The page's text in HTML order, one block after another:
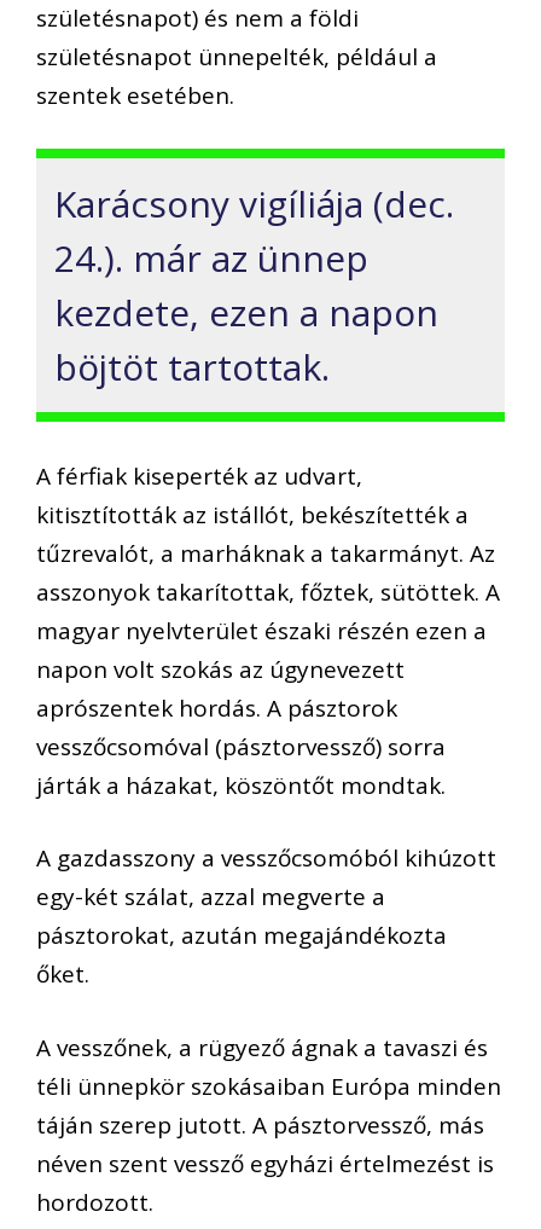
születésnapot) és nem a földi
születésnapot ünnepelték, például a
szentek esetében.
Karácsonyvigíliája (dec.
24.). már az ünnep
kezdete, ezen a napon
böjtöt tartottak.
A férfiak kiseperték az udvart,
kitisztították az istállót, bekészítették a
tűzrevalót, a marháknak a takarmányt. Az
asszonyok takarítottak, főztek, sütöttek. A
magyar nyelvterület északi részén ezen a
napon volt szokás az úgynevezett
aprószentek hordás. A pásztorok
vesszőcsomóval (pásztorvessző) sorra
járták a házakat, köszöntőt mondtak.
A gazdasszony a vesszőcsomóból kihúzott
egy-két szálat, azzal megverte a
pásztorokat, azután megajándékozta
őket.
A vesszőnek, a rügyező ágnak a tavaszi és
téli ünnepkör szokásaiban Európa minden
táján szerep jutott. A pásztorvessző, más
néven szent vessző egyházi értelmezést is
hordozott.